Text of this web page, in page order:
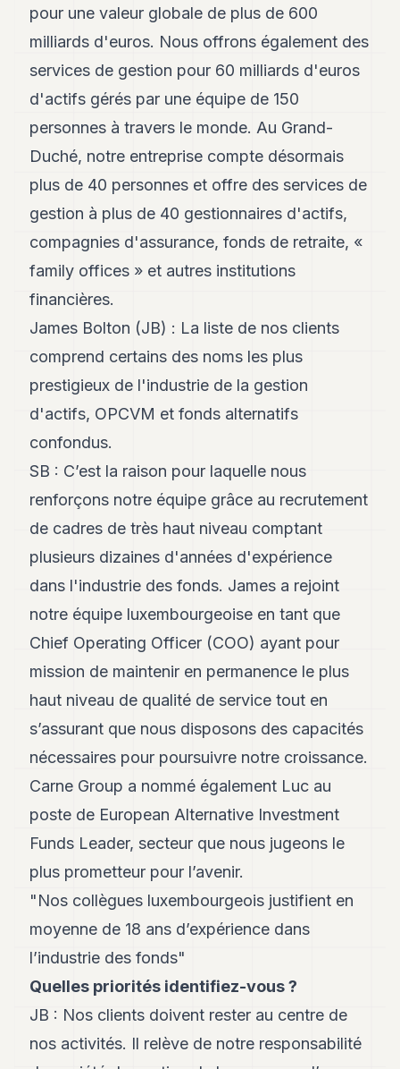
Andy
Andy
14
13
Andy
12
Andy
Andy
10
9
Andy
8
Andy
Andy
6
5
Andy
3
TECH
FINANCE
DE
VIVRE
ARTS
ASSURANCE
IMMOBILIER
PRIVATE
SPORT
JURIDIQUE
ENTREPRISES
CONTACT
S'ABONNER
pour une valeur globale de plus de 600
milliards d'euros. Nous offrons également des
services de gestion pour 60 milliards d'euros
d'actifs gérés par une équipe de 150
personnes à travers le monde. Au Grand-
Duché, notre entreprise compte désormais
plus de 40 personnes et offre des services de
gestion à plus de 40 gestionnaires d'actifs,
compagnies d'assurance, fonds de retraite, «
family offices » et autres institutions
financières.
James Bolton (JB) : La liste de nos clients
comprend certains des noms les plus
prestigieux de l'industrie de la gestion
d'actifs, OPCVM et fonds alternatifs
confondus.
SB : C’est la raison pour laquelle nous
renforçons notre équipe grâce au recrutement
de cadres de très haut niveau comptant
plusieurs dizaines d'années d'expérience
dans l'industrie des fonds. James a rejoint
notre équipe luxembourgeoise en tant que
Chief Operating Officer (COO) ayant pour
mission de maintenir en permanence le plus
haut niveau de qualité de service tout en
s’assurant que nous disposons des capacités
nécessaires pour poursuivre notre croissance.
Carne Group a nommé également Luc au
poste de European Alternative Investment
Funds Leader, secteur que nous jugeons le
plus prometteur pour l’avenir.
"Nos collègues luxembourgeois justifient en
moyenne de 18 ans d’expérience dans
l’industrie des fonds"
Quelles priorités identifiez-vous ?
JB : Nos clients doivent rester au centre de
nos activités. Il relève de notre responsabilité